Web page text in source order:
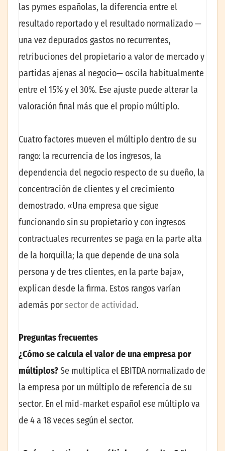
las pymes españolas, la diferencia entre el
resultado reportado y el resultado normalizado —
una vez depurados gastos no recurrentes,
retribuciones del propietario a valor de mercado y
partidas ajenas al negocio— oscila habitualmente
entre el 15% y el 30%. Ese ajuste puede alterar la
valoración final más que el propio múltiplo.
Cuatro factores mueven el múltiplo dentro de su
rango: la recurrencia de los ingresos, la
dependencia del negocio respecto de su dueño, la
concentración de clientes y el crecimiento
demostrado. «Una empresa que sigue
funcionando sin su propietario y con ingresos
contractuales recurrentes se paga en la parte alta
de la horquilla; la que depende de una sola
persona y de tres clientes, en la parte baja»,
explican desde la firma. Estos rangos varían
además porsector de actividad.
Preguntas frecuentes
¿Cómo se calcula el valor de una empresa por
múltiplos?Se multiplica el EBITDA normalizado de
la empresa por un múltiplo de referencia de su
sector. En el mid-market español ese múltiplo va
de 4 a 18 veces según el sector.